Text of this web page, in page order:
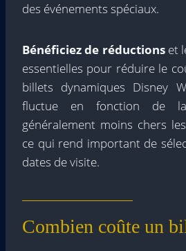
des événements spéciaux.
Bénéficiez de réductionset
essentielles pour réduire le
billets dynamiques Disney
fluctue en fonction de
généralement moins chers
ce qui rend important de
dates de visite.
Combien coûte un